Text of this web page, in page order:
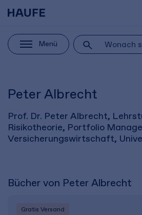
Menü
Peter Albrecht
Prof. Dr. Peter Albrecht,
Risikotheorie, Portfolio
Versicherungswirtschaft,
Bücher von Peter Albrecht
Gratis Versand